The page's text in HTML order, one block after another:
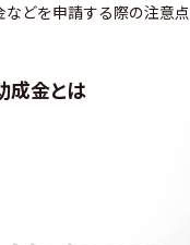
などを申請する際の注意点
成金とは